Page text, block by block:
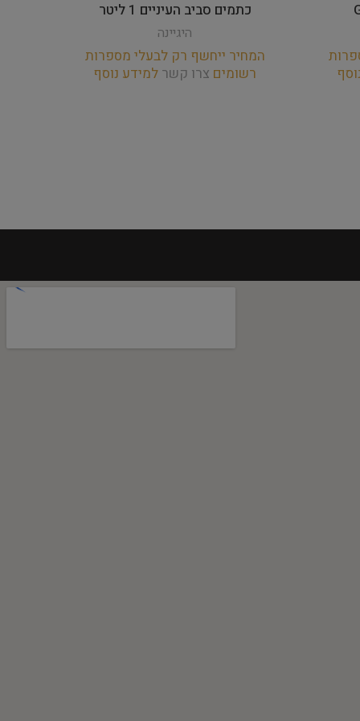
כתמים סביב העיניים 1 ליטר
היגיינה
המחיר ייחשף רק לבעלי מספרות
רשומים צרו קשר למידע נוסף